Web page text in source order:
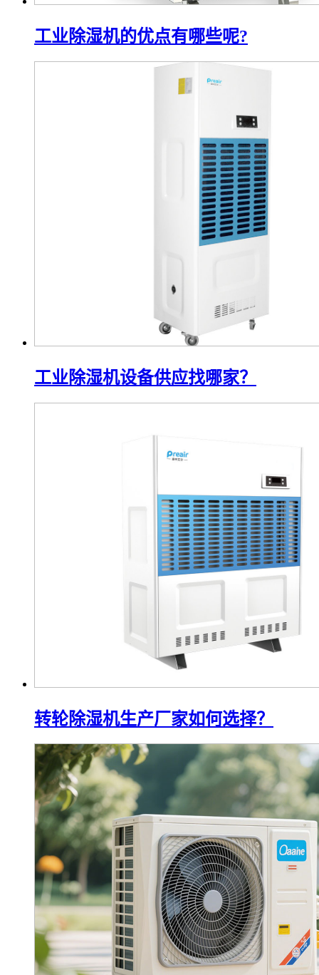
工业除湿机的优点有哪些呢?
工业除湿机设备供应找哪家？
转轮除湿机生产厂家如何选择？